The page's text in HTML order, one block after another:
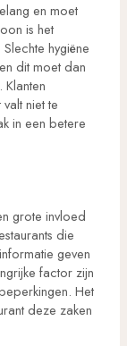
en moet
is het
hygiëne
dit moet dan
niet te
in een betere
grote invloed
die
geven
factor zijn
Het
deze zaken